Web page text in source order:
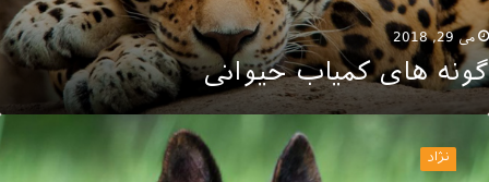
می 29, 2018
گونه های کمیاب حیوانی
سگ
نگهبان
نژاد